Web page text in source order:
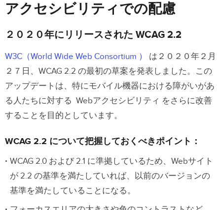
アクセシビリティでの配慮
２０２０年にリリースされた WCAG 2.2
W3C（World Wide Web Consortium ）
は２０２０年２月
２７日、WCAG 2.2 の最初の草案を発表しました。この
アップデートは、特にモバイル機器における障がいがあ
る人たちに対する Webアクセシビリティ をさらに改善
することを目的としています。
WCAG 2.2 について把握しておくべきポイント：
WCAG 2.0 および 2.1 に準拠しているため、Webサイト
が 2.2 の基準を満たしていれば、以前のバージョンの
基準を満たしていることになる。